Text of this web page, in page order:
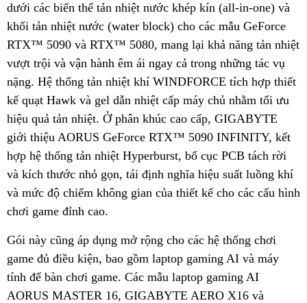
dưới các biến thể tản nhiệt nước khép kín (all-in-one) và
khối tản nhiệt nước (water block) cho các mẫu GeForce
RTX™ 5090 và RTX™ 5080, mang lại khả năng tản nhiệt
vượt trội và vận hành êm ái ngay cả trong những tác vụ
nặng. Hệ thống tản nhiệt khí WINDFORCE tích hợp thiết
kế quạt Hawk và gel dẫn nhiệt cấp máy chủ nhằm tối ưu
hiệu quả tản nhiệt. Ở phân khúc cao cấp, GIGABYTE
giới thiệu AORUS GeForce RTX™ 5090 INFINITY, kết
hợp hệ thống tản nhiệt Hyperburst, bố cục PCB tách rời
và kích thước nhỏ gọn, tái định nghĩa hiệu suất luồng khí
và mức độ chiếm không gian của thiết kế cho các cấu hình
chơi game đỉnh cao.
Gói này cũng áp dụng mở rộng cho các hệ thống chơi
game đủ điều kiện, bao gồm laptop gaming AI và máy
tính để bàn chơi game. Các mẫu laptop gaming AI
AORUS MASTER 16, GIGABYTE AERO X16 và